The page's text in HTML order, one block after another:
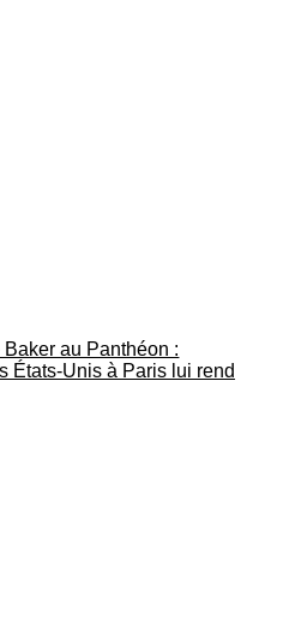
au Panthéon :
États-Unis à Paris lui rend